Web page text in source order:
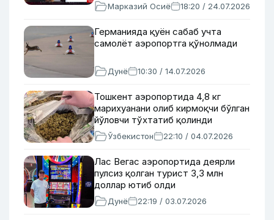
Марказий Осиё 18:20 / 24.07.2026
Германияда қуён сабаб учта
самолёт аэропортга қўнолмади
Дунё 10:30 / 14.07.2026
Тошкент аэропортида 4,8 кг
марихуанани олиб кирмоқчи бўлган
йўловчи тўхтатиб қолинди
Ўзбекистон 22:10 / 04.07.2026
Лас Вегас аэропортида деярли
пулсиз қолган турист 3,3 млн
доллар ютиб олди
Дунё 22:19 / 03.07.2026